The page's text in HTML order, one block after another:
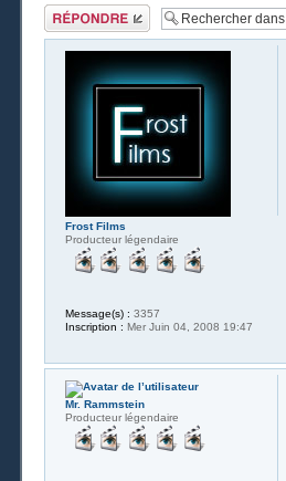
Publier une
réponse
Frost Films
Producteur légendaire
Message(s) : 3357
Inscription : Mer Juin 04, 2008 19:47
Mr. Rammstein
Producteur légendaire